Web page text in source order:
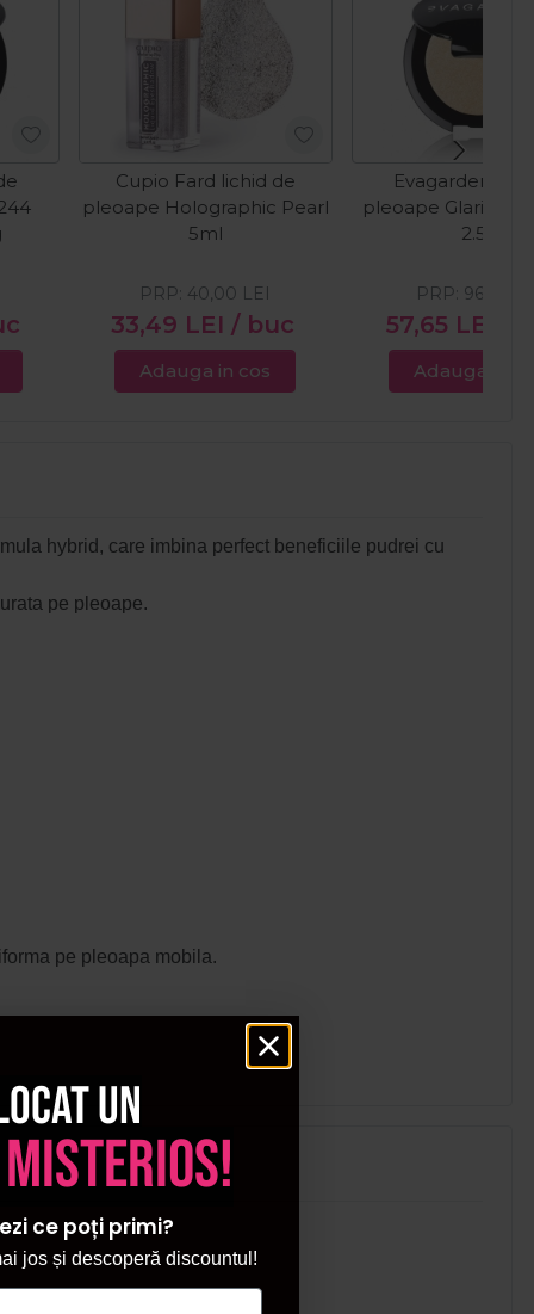
Cupio Fard lichid de
pleoape Holographic Pearl
5ml
33,49 LEI / buc
PRP: 40,00 LEI
Adauga in cos
Evagarden
pleoape Glaring
2.5g
57,65 LEI
PRP: 96,09
Adauga in
hybrid, care imbina perfect beneficiile pudrei cu
pe pleoape.
pe pleoapa mobila.
un
ce poți primi?
jos și descoperă discountul!